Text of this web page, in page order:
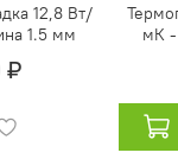
12,8 Вт/
1.5 мм
₽
мК